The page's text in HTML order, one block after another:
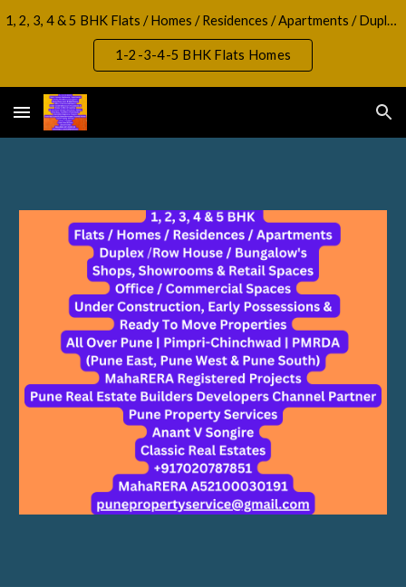
Skip to navigation
1, 2, 3, 4 & 5 BHK Flats / Homes / Residences / Apartments / Duplex / RowHouse / Bungalow, Shops, Showrooms & Retail Spaces Office / Commercial Spaces
1-2-3-4-5 BHK Flats Homes